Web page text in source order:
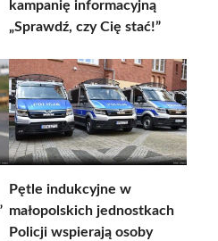
kampanię informacyjną
„Sprawdź, czy Cię stać!”
Pętle indukcyjne w
małopolskich jednostkach
Policji wspierają osoby